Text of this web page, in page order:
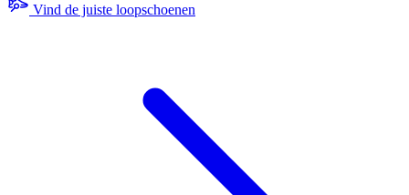
Vind de juiste loopschoenen